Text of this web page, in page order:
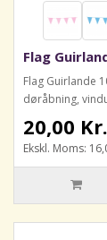
Flag
Flag Guirlande
døråbning,
20,00 Kr.
Ekskl. Moms: